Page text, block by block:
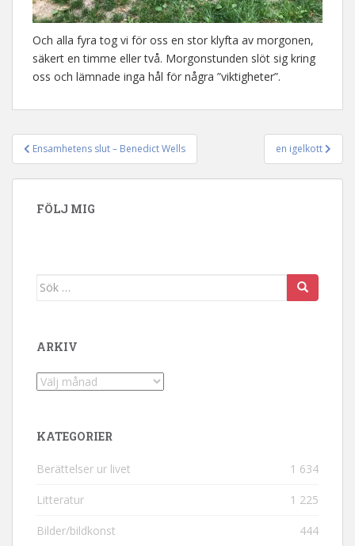
Och alla fyra tog vi för oss en stor klyfta av morgonen,
säkert en timme eller två. Morgonstunden slöt sig kring
oss och lämnade inga hål för några ”viktigheter”.
Inläggsnavigering
Ensamhetens slut – Benedict Wells en igelkott
FÖLJ MIG
Sök efter:
ARKIV
Arkiv
KATEGORIER
Berättelser ur livet 1 634
Litteratur 1 225
Bilder/bildkonst 444